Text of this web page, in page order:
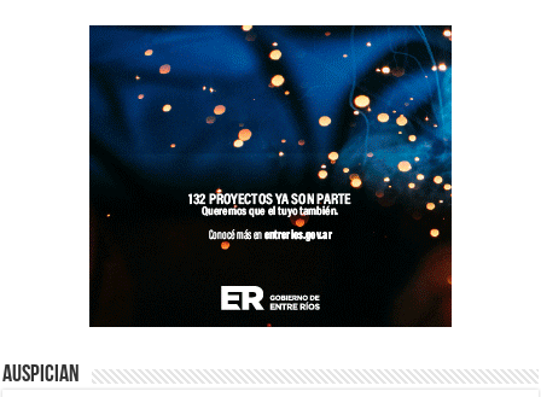
Auspician